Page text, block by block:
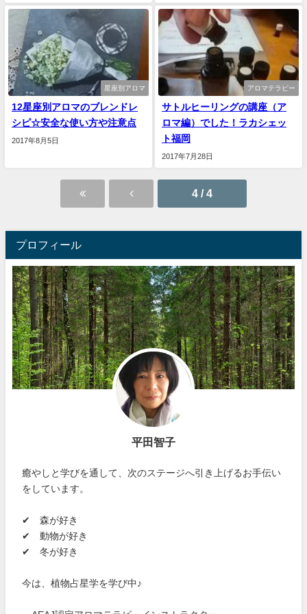
星座別アロマ
12星座別アロマのブレンドレ
シピ☆安全な使い方や注意点
2017年8月5日
アロマテラピー
サトルヒーリングの講座（ア
ロマ編）でした！ラカシェッ
ト福岡
2017年7月28日
4 / 4
プロフィール
平田智子
癒やしと学びを通して、次のステージへ引き上げるお手伝い
をしています。
✔ 森が好き
✔ 動物が好き
✔ 冬が好き
今は、植物占星学を学び中♪